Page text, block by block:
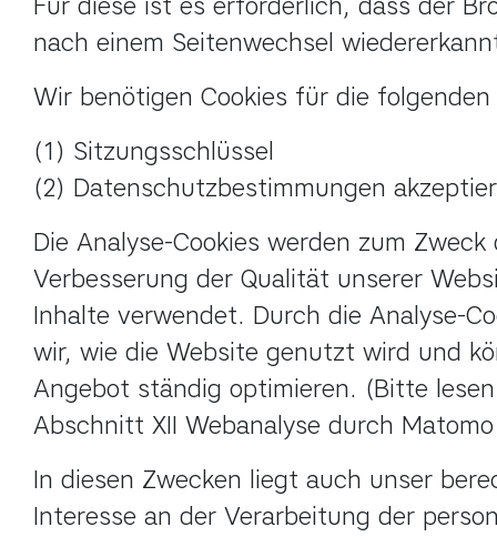
Für diese ist es erforderlich, dass der
nach einem Seitenwechsel
Wir benötigen Cookies für die
(1) Sitzungsschlüssel
(2) Datenschutzbestimmungen
Die Analyse-Cookies werden zum Zweck
Verbesserung der Qualität unserer
Inhalte verwendet. Durch die Analyse-
wir, wie die Website genutzt wird und
Angebot ständig optimieren. (Bitte
Abschnitt XII Webanalyse durch
In diesen Zwecken liegt auch unser
Interesse an der Verarbeitung der